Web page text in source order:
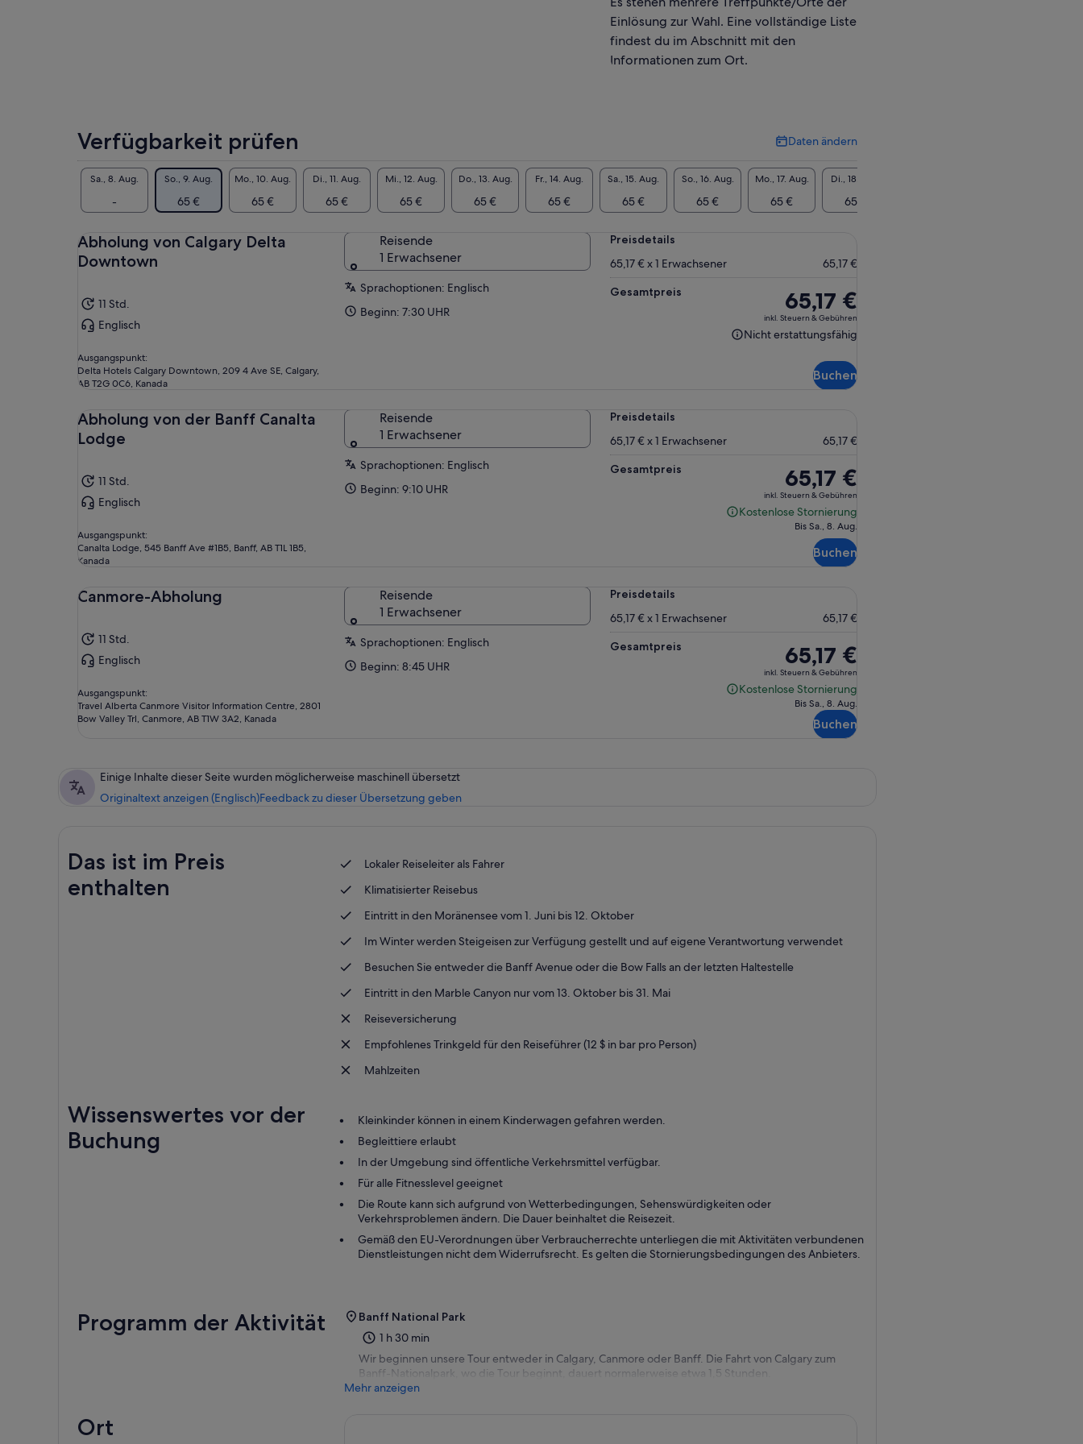
Einlösung zur Wahl. Eine vollständige Liste
findest du im Abschnitt mit den
Informationen zum Ort.
Verfügbarkeit prüfen Daten ändern
Daten
Sa., 8. Aug.
-
So., 9. Aug.
65 €
Mo., 10. Aug.
65 €
Di., 11. Aug.
65 €
Mi., 12. Aug.
65 €
Do., 13. Aug.
65 €
Fr., 14. Aug.
65 €
Sa., 15. Aug.
65 €
So., 16. Aug.
65 €
Mo., 17. Aug.
65 €
Di., 18. Aug.
65 €
Abholung von Calgary Delta
Downtown
11 Std.
Englisch
Ausgangspunkt:
Delta Hotels Calgary Downtown, 209 4 Ave SE, Calgary,
AB T2G 0C6, Kanada
Reisende
1 Erwachsener
Sprachoptionen: Englisch
Beginn: 7:30 UHR
Preisdetails
65,17 € x 1 Erwachsener
65,17 €
Gesamtpreis
Der
Preis
beträgt
65,17 €
65,17 €
inkl. Steuern & Gebühren
Nicht erstattungsfähig
Nicht
Buchen
Abholung von der Banff Canalta
Lodge
11 Std.
Englisch
Ausgangspunkt:
Canalta Lodge, 545 Banff Ave #1B5, Banff, AB T1L 1B5,
Kanada
Reisende
1 Erwachsener
Sprachoptionen: Englisch
Beginn: 9:10 UHR
Preisdetails
65,17 € x 1 Erwachsener
65,17 €
Gesamtpreis
Der
Preis
beträgt
65,17 €
65,17 €
inkl. Steuern & Gebühren
Kostenlose Stornierung
Kostenlose
Bis Sa., 8. Aug.
Buchen
Canmore-Abholung
11 Std.
Englisch
Ausgangspunkt:
Travel Alberta Canmore Visitor Information Centre, 2801
Bow Valley Trl, Canmore, AB T1W 3A2, Kanada
Reisende
1 Erwachsener
Sprachoptionen: Englisch
Beginn: 8:45 UHR
Preisdetails
65,17 € x 1 Erwachsener
65,17 €
Gesamtpreis
Der
Preis
beträgt
65,17 €
65,17 €
inkl. Steuern & Gebühren
Kostenlose Stornierung
Kostenlose
Bis Sa., 8. Aug.
Buchen
Einige Inhalte dieser Seite wurden möglicherweise maschinell übersetzt
Originaltext anzeigen (Englisch)Feedback zu dieser Übersetzung gebenWird
geöffnet
Das ist im Preis
enthalten
Lokaler Reiseleiter als Fahrer
Klimatisierter Reisebus
Eintritt in den Moränensee vom 1. Juni bis 12. Oktober
Im Winter werden Steigeisen zur Verfügung gestellt und auf eigene Verantwortung verwendet
Besuchen Sie entweder die Banff Avenue oder die Bow Falls an der letzten Haltestelle
Eintritt in den Marble Canyon nur vom 13. Oktober bis 31. Mai
Reiseversicherung
Empfohlenes Trinkgeld für den Reiseführer (12 $ in bar pro Person)
Mahlzeiten
Wissenswertes vor der
Buchung
Kleinkinder können in einem Kinderwagen gefahren werden.
Begleittiere erlaubt
In der Umgebung sind öffentliche Verkehrsmittel verfügbar.
Für alle Fitnesslevel geeignet
Die Route kann sich aufgrund von Wetterbedingungen, Sehenswürdigkeiten oder
Verkehrsproblemen ändern. Die Dauer beinhaltet die Reisezeit.
Gemäß den EU-Verordnungen über Verbraucherrechte unterliegen die mit Aktivitäten verbundenen
Dienstleistungen nicht dem Widerrufsrecht. Es gelten die Stornierungsbedingungen des Anbieters.
Programm der Aktivität
Banff National Park
1 h 30 min
Wir beginnen unsere Tour entweder in Calgary, Canmore oder Banff. Die Fahrt von Calgary zum
Banff-Nationalpark, wo die Tour beginnt, dauert normalerweise etwa 1,5 Stunden.
Mehr anzeigen
Ort